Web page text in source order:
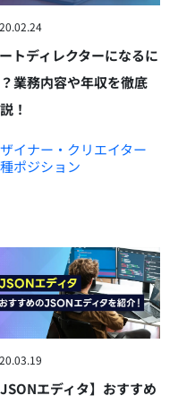
トディレクターになるに
業務内容や年収を徹底
！
イナー・クリエイター
ポジション
JSONエディタ】おすすめ